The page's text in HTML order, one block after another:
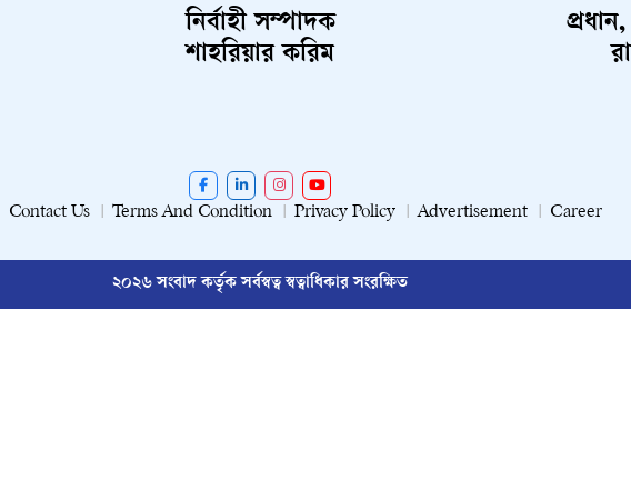
নির্বাহী সম্পাদক
শাহরিয়ার করিম
Contact Us Terms And Condition Privacy Policy Advertisement Career
২০২৬ সংবাদ কর্তৃক সর্বস্বত্ব স্বত্বাধিকার সংরক্ষিত